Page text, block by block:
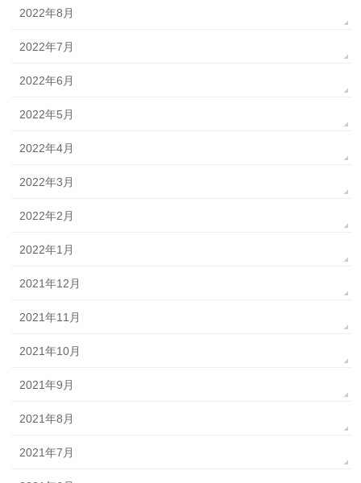
2022年8月
2022年7月
2022年6月
2022年5月
2022年4月
2022年3月
2022年2月
2022年1月
2021年12月
2021年11月
2021年10月
2021年9月
2021年8月
2021年7月